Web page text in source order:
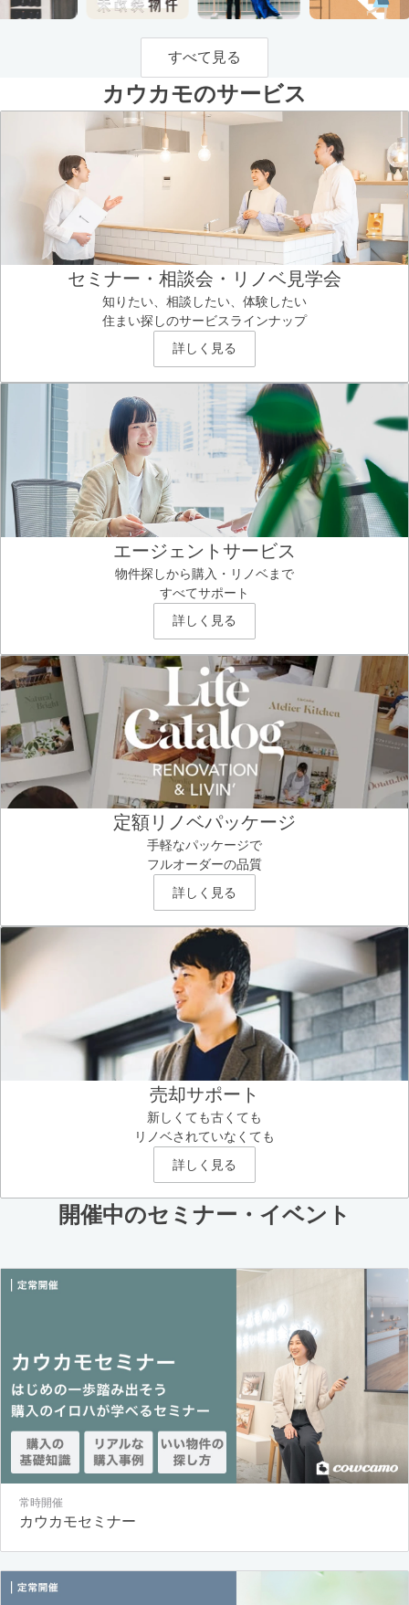
すべて見る
カウカモのサービス
セミナー・相談会・リノベ見学会
知りたい、相談したい、体験したい
住まい探しのサービスラインナップ
詳しく見る
エージェントサービス
物件探しから購入・リノベまで
すべてサポート
詳しく見る
定額リノベパッケージ
手軽なパッケージで
フルオーダーの品質
詳しく見る
売却サポート
新しくても古くても
リノベされていなくても
詳しく見る
開催中のセミナー・イベント
常時開催
カウカモセミナー